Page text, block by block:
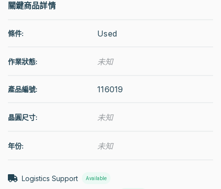
關鍵商品詳情
條件: Used
作業狀態: 未知
產品編號: 116019
晶圓尺寸: 未知
年份: 未知
Logistics Support Available